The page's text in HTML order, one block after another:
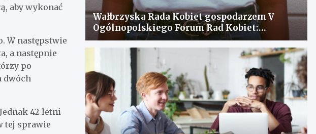
aby wykonać
W następstwie
a następnie
po
dwóch
42-letni
tej sprawie
Wałbrzyska Rada Kobiet gospodarzem V
Ogólnopolskiego Forum Rad Kobiet:
spotkanie dla wymiany doświadczeń i
rozwiązania problemów